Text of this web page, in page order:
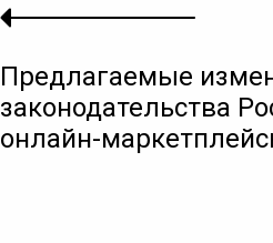
Предлагаемые
законодательства
онлайн-